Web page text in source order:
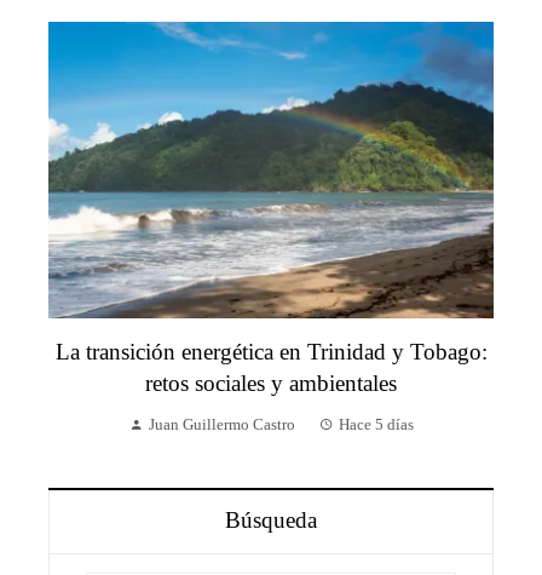
La transición energética en Trinidad y Tobago:
retos sociales y ambientales
Juan Guillermo Castro Hace 5 días
Búsqueda